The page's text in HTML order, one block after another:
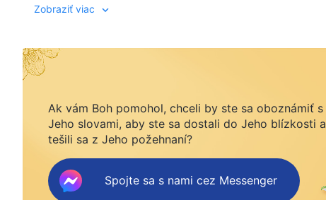
Zobraziť viac
Ak vám Boh pomohol, chceli by ste sa oboznámiť s
Jeho slovami, aby ste sa dostali do Jeho blízkosti a
tešili sa z Jeho požehnaní?
Spojte sa s nami cez Messenger